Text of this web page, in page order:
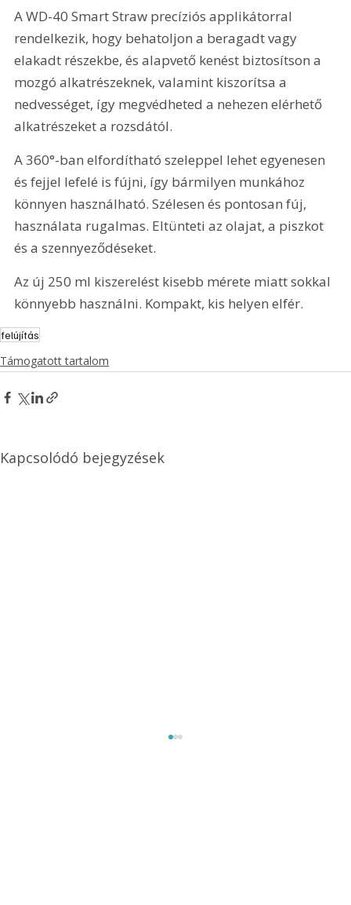
A WD-40 Smart Straw precíziós applikátorral
rendelkezik, hogy behatoljon a beragadt vagy
elakadt részekbe, és alapvető kenést biztosítson a
mozgó alkatrészeknek, valamint kiszorítsa a
nedvességet, így megvédheted a nehezen elérhető
alkatrészeket a rozsdától.
A 360°-ban elfordítható szeleppel lehet egyenesen
és fejjel lefelé is fújni, így bármilyen munkához
könnyen használható. Szélesen és pontosan fúj,
használata rugalmas. Eltünteti az olajat, a piszkot
és a szennyeződéseket.
Az új 250 ml kiszerelést kisebb mérete miatt sokkal
könnyebb használni. Kompakt, kis helyen elfér.
felújítás
Támogatott tartalom
Kapcsolódó bejegyzések